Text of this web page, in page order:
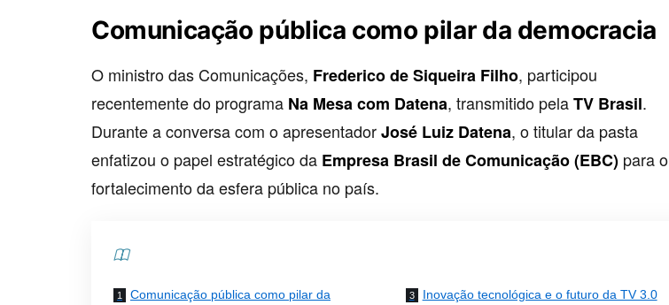
Comunicação pública como pilar da democracia
O ministro das Comunicações, Frederico de Siqueira Filho, participou
recentemente do programa Na Mesa com Datena, transmitido pelaTV Brasil.
Durante a conversa com o apresentadorJosé Luiz Datena, o titular da pasta
enfatizou o papel estratégico da Empresa Brasil de Comunicação (EBC) para o
fortalecimento da esfera pública no país.
Comunicação pública como pilar da
Inovação tecnológica e o futuro da TV 3.0